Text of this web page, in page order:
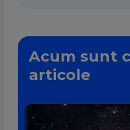
Acum sunt
articole